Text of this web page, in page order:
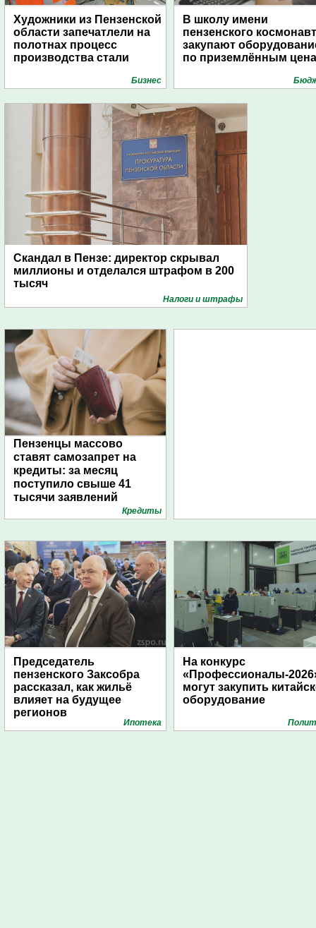
Художники из Пензенской
области запечатлели на
полотнах процесс
производства стали
Бизнес
В школу имени
пензенского
закупают
по приземлённым
Скандал в Пензе: директор скрывал
миллионы и отделался штрафом в 200
тысяч
Налоги и штрафы
Пензенцы массово
ставят самозапрет на
кредиты: за месяц
поступило свыше 41
тысячи заявлений
Кредиты
Председатель
пензенского Заксобра
рассказал, как жильё
влияет на будущее
регионов
Ипотека
На конкурс
«Профессионалы-
могут закупить
оборудование